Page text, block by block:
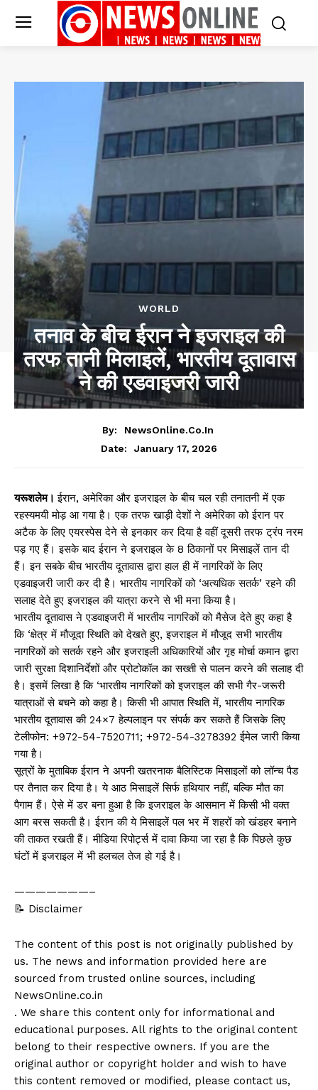
WORLD
तनाव के बीच ईरान ने इजराइल की
तरफ तानी मिलाइलें, भारतीय दूतावास
ने की एडवाइजरी जारी
By:
NewsOnline.co.in
Date:
January 17, 2026
यरूशलेम।ईरान, अमेरिका और इजराइल के बीच चल रही तनातनी में एक
रहस्यमयी मोड़ आ गया है। एक तरफ खाड़ी देशों ने अमेरिका को ईरान पर
अटैक के लिए एयरस्पेस देने से इनकार कर दिया है वहीं दूसरी तरफ ट्रंप नरम
पड़ गए हैं। इसके बाद ईरान ने इजराइल के 8 ठिकानों पर मिसाइलें तान दी
हैं। इन सबके बीच भारतीय दूतावास द्वारा हाल ही में नागरिकों के लिए
एडवाइजरी जारी कर दी है। भारतीय नागरिकों को ‘अत्यधिक सतर्क’ रहने की
सलाह देते हुए इजराइल की यात्रा करने से भी मना किया है।
भारतीय दूतावास ने एडवाइजरी में भारतीय नागरिकों को मैसेज देते हुए कहा है
कि ‘क्षेत्र में मौजूदा स्थिति को देखते हुए, इजराइल में मौजूद सभी भारतीय
नागरिकों को सतर्क रहने और इजराइली अधिकारियों और गृह मोर्चा कमान द्वारा
जारी सुरक्षा दिशानिर्देशों और प्रोटोकॉल का सख्ती से पालन करने की सलाह दी
है। इसमें लिखा है कि ‘भारतीय नागरिकों को इजराइल की सभी गैर-जरूरी
यात्राओं से बचने को कहा है। किसी भी आपात स्थिति में, भारतीय नागरिक
भारतीय दूतावास की 24×7 हेल्पलाइन पर संपर्क कर सकते हैं जिसके लिए
टेलीफोन: +972-54-7520711; +972-54-3278392 ईमेल जारी किया
गया है।
सूत्रों के मुताबिक ईरान ने अपनी खतरनाक बैलिस्टिक मिसाइलों को लॉन्च पैड
पर तैनात कर दिया है। ये आठ मिसाइलें सिर्फ हथियार नहीं, बल्कि मौत का
पैगाम हैं। ऐसे में डर बना हुआ है कि इजराइल के आसमान में किसी भी वक्त
आग बरस सकती है। ईरान की ये मिसाइलें पल भर में शहरों को खंडहर बनाने
की ताकत रखती हैं। मीडिया रिपोर्ट्स में दावा किया जा रहा है कि पिछले कुछ
घंटों में इजराइल में भी हलचल तेज हो गई है।
———————–
📝 Disclaimer
The content of this post is not originally published by
us. The news and information provided here are
sourced from trusted online sources, including
NewsOnline.co.in
. We share this content only for informational and
educational purposes. All rights to the original content
belong to their respective owners. If you are the
original author or copyright holder and wish to have
this content removed or modified, please contact us,